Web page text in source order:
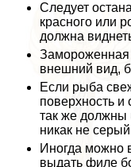
Следует
красного или
должна
Замороженная
внешний вид,
Если рыба
поверхность и
так же должны
никак не
Иногда можно
выдать филе